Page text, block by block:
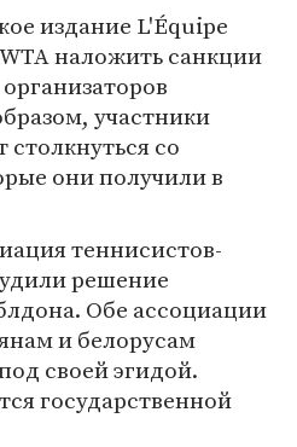
издание L'Équipe
наложить санкции
участники
со
они получили в
теннисистов-
решение
Обе ассоциации
и белорусам
своей эгидой.
государственной